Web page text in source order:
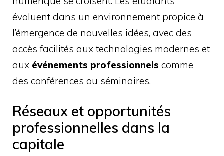
évoluent dans un environnement propice à
l’émergence de nouvelles idées, avec des
accès facilités aux technologies modernes et
aux événements professionnels comme
des conférences ou séminaires.
Réseaux et opportunités
professionnelles dans la
capitale